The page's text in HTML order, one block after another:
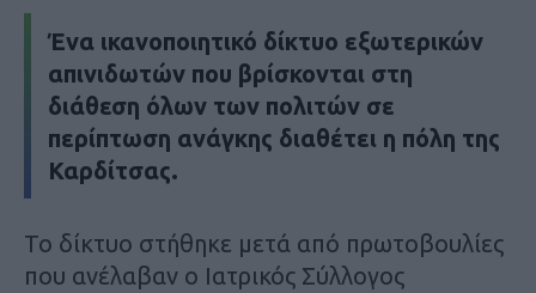
Ένα ικανοποιητικό δίκτυο εξωτερικών
απινιδωτών που βρίσκονται στη
διάθεση όλων των πολιτών σε
περίπτωση ανάγκης διαθέτει η πόλη της
Καρδίτσας.
Το δίκτυο στήθηκε μετά από πρωτοβουλίες
που ανέλαβαν ο Ιατρικός Σύλλογος